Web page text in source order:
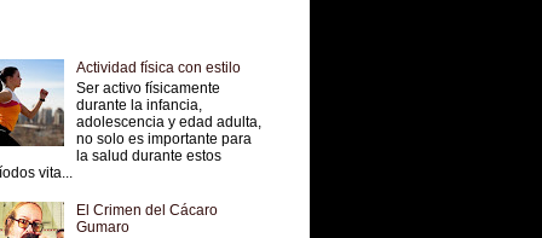
Actividad física con estilo
Ser activo físicamente
durante la infancia,
adolescencia y edad adulta,
no solo es importante para
la salud durante estos
vita...
El Crimen del Cácaro
Gumaro